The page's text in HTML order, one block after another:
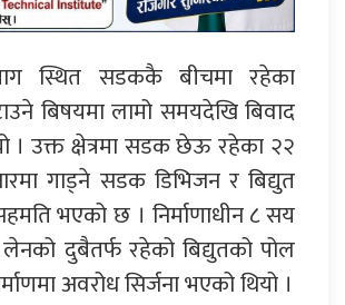
स्थित सडककै बीचमा रहेका
बिषयमा लामो समयदेखि बिवाद
। उक्त क्षेत्रमा सडक छेऊ रहेका २२
गाड्ने सडक डिभिजन र बिद्युत
भएको छ । निर्माणाधीन ८ सय
दुबैतर्फ रहेको बिद्युतको पोल
अवरोध सिर्जना भएको थियो ।